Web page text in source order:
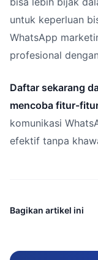
untuk keperluan
WhatsApp
profesional
Daftar sekarang
mencoba fitur-
komunikasi
efektif tanpa
Bagikan artikel ini